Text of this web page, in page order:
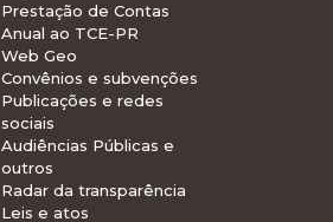
Prestação de Contas
Anual ao TCE-PR
Web Geo
Convênios e subvenções
Publicações e redes
sociais
Audiências Públicas e
outros
Radar da transparência
Leis e atos